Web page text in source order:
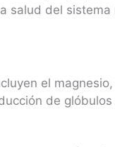
salud del sistema
el
de glóbulos